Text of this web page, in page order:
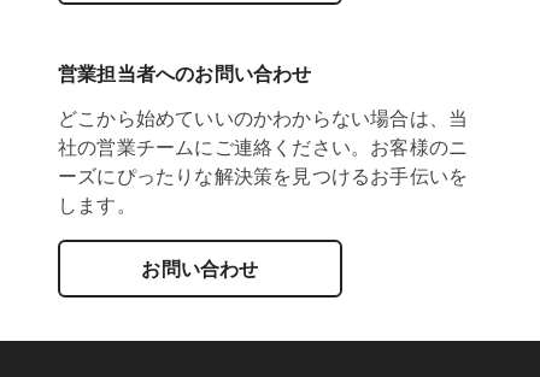
営業担当者へのお問い合わせ
どこから始めていいのかわからない場合は、当
社の営業チームにご連絡ください。お客様のニ
ーズにぴったりな解決策を見つけるお手伝いを
します。
お問い合わせ